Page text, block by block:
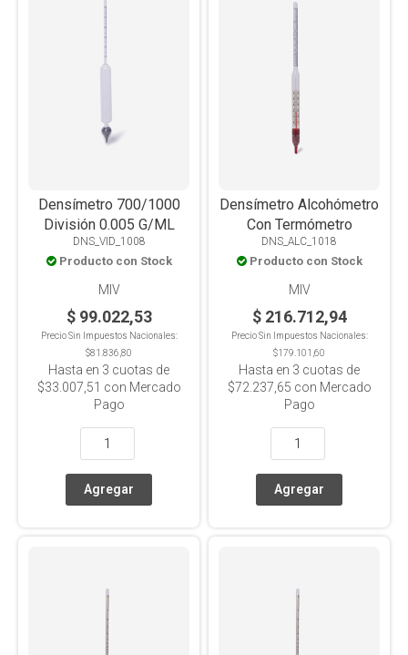
Densímetro 700/1000
División 0.005 G/ML
DNS_VID_1008
Producto con Stock
MIV
$ 99.022,53
Precio Sin Impuestos Nacionales:
$81.836,80
Hasta en 3 cuotas de
$33.007,51 con Mercado
Pago
Densímetro Alcohómetro
Con Termómetro
DNS_ALC_1018
Producto con Stock
MIV
$ 216.712,94
Precio Sin Impuestos Nacionales:
$179.101,60
Hasta en 3 cuotas de
$72.237,65 con Mercado
Pago